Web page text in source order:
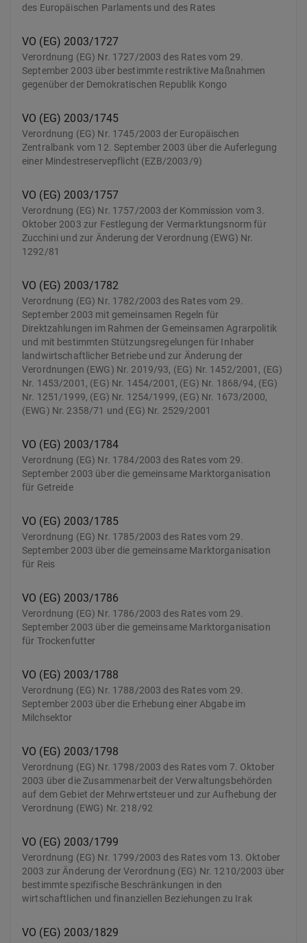
des Europäischen Parlaments und des Rates
VO (EG) 2003/1727
Verordnung (EG) Nr. 1727/2003 des Rates vom 29.
September 2003 über bestimmte restriktive Maßnahmen
gegenüber der Demokratischen Republik Kongo
VO (EG) 2003/1745
Verordnung (EG) Nr. 1745/2003 der Europäischen
Zentralbank vom 12. September 2003 über die Auferlegung
einer Mindestreservepflicht (EZB/2003/9)
VO (EG) 2003/1757
Verordnung (EG) Nr. 1757/2003 der Kommission vom 3.
Oktober 2003 zur Festlegung der Vermarktungsnorm für
Zucchini und zur Änderung der Verordnung (EWG) Nr.
1292/81
VO (EG) 2003/1782
Verordnung (EG) Nr. 1782/2003 des Rates vom 29.
September 2003 mit gemeinsamen Regeln für
Direktzahlungen im Rahmen der Gemeinsamen Agrarpolitik
und mit bestimmten Stützungsregelungen für Inhaber
landwirtschaftlicher Betriebe und zur Änderung der
Verordnungen (EWG) Nr. 2019/93, (EG) Nr. 1452/2001, (EG)
Nr. 1453/2001, (EG) Nr. 1454/2001, (EG) Nr. 1868/94, (EG)
Nr. 1251/1999, (EG) Nr. 1254/1999, (EG) Nr. 1673/2000,
(EWG) Nr. 2358/71 und (EG) Nr. 2529/2001
VO (EG) 2003/1784
Verordnung (EG) Nr. 1784/2003 des Rates vom 29.
September 2003 über die gemeinsame Marktorganisation
für Getreide
VO (EG) 2003/1785
Verordnung (EG) Nr. 1785/2003 des Rates vom 29.
September 2003 über die gemeinsame Marktorganisation
für Reis
VO (EG) 2003/1786
Verordnung (EG) Nr. 1786/2003 des Rates vom 29.
September 2003 über die gemeinsame Marktorganisation
für Trockenfutter
VO (EG) 2003/1788
Verordnung (EG) Nr. 1788/2003 des Rates vom 29.
September 2003 über die Erhebung einer Abgabe im
Milchsektor
VO (EG) 2003/1798
Verordnung (EG) Nr. 1798/2003 des Rates vom 7. Oktober
2003 über die Zusammenarbeit der Verwaltungsbehörden
auf dem Gebiet der Mehrwertsteuer und zur Aufhebung der
Verordnung (EWG) Nr. 218/92
VO (EG) 2003/1799
Verordnung (EG) Nr. 1799/2003 des Rates vom 13. Oktober
2003 zur Änderung der Verordnung (EG) Nr. 1210/2003 über
bestimmte spezifische Beschränkungen in den
wirtschaftlichen und finanziellen Beziehungen zu Irak
VO (EG) 2003/1829